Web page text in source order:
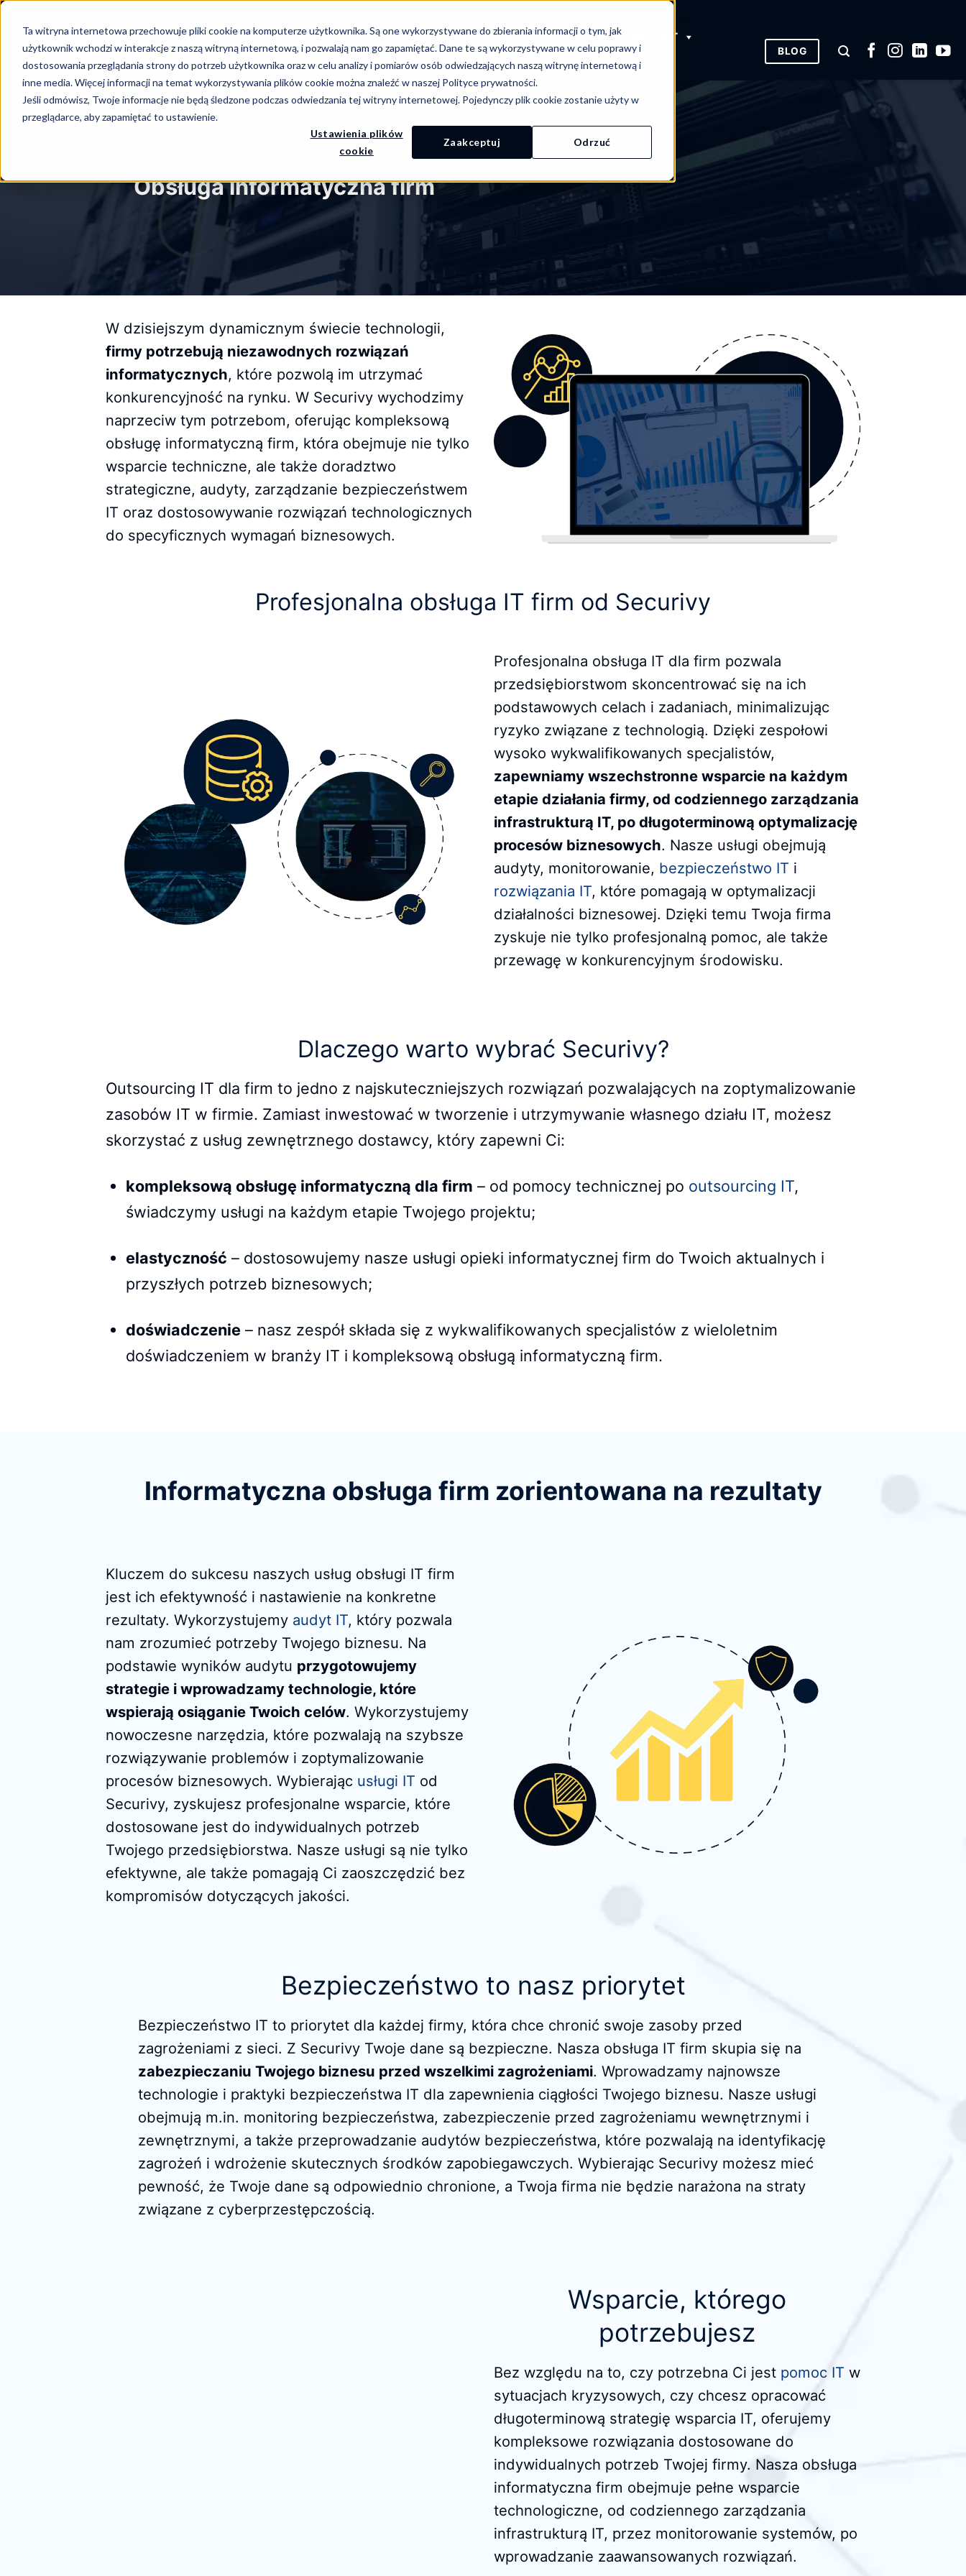
Ta witryna internetowa przechowuje pliki cookie na komputerze użytkownika. Są one wykorzystywane do zbierania informacji o tym, jak
użytkownik wchodzi w interakcje z naszą witryną internetową, i pozwalają nam go zapamiętać. Dane te są wykorzystywane w celu poprawy i
dostosowania przeglądania strony do potrzeb użytkownika oraz w celu analizy i pomiarów osób odwiedzających naszą witrynę internetową i
inne media. Więcej informacji na temat wykorzystywania plików cookie można znaleźć w naszej Polityce prywatności.
Jeśli odmówisz, Twoje informacje nie będą śledzone podczas odwiedzania tej witryny internetowej. Pojedynczy plik cookie zostanie użyty w
przeglądarce, aby zapamiętać to ustawienie.
Ustawienia plików
cookie
Zaakceptuj Odrzuć
-->
Skip
content
PRODUKTY ROZWIĄZANIA USŁUGI WEBINARY ZASOBY
KONTAKT
DLA PARTNERÓW
BLOG
Obsługa informatyczna firm
W dzisiejszym dynamicznym świecie technologii,
firmy potrzebują niezawodnych rozwiązań
informatycznych, które pozwolą im utrzymać
konkurencyjność na rynku. W Securivy wychodzimy
naprzeciw tym potrzebom, oferując kompleksową
obsługę informatyczną firm, która obejmuje nie tylko
wsparcie techniczne, ale także doradztwo
strategiczne, audyty, zarządzanie bezpieczeństwem
IT oraz dostosowywanie rozwiązań technologicznych
do specyficznych wymagań biznesowych.
Profesjonalna obsługa IT firm od Securivy
Profesjonalna obsługa IT dla firm pozwala
przedsiębiorstwom skoncentrować się na ich
podstawowych celach i zadaniach, minimalizując
ryzyko związane z technologią. Dzięki zespołowi
wysoko wykwalifikowanych specjalistów,
zapewniamy wszechstronne wsparcie na każdym
etapie działania firmy, od codziennego zarządzania
infrastrukturą IT, po długoterminową optymalizację
procesów biznesowych. Nasze usługi obejmują
audyty, monitorowanie, bezpieczeństwo IT i
rozwiązania IT, które pomagają w optymalizacji
działalności biznesowej. Dzięki temu Twoja firma
zyskuje nie tylko profesjonalną pomoc, ale także
przewagę w konkurencyjnym środowisku.
Dlaczego warto wybrać Securivy?
Outsourcing IT dla firm to jedno z najskuteczniejszych rozwiązań pozwalających na zoptymalizowanie
zasobów IT w firmie. Zamiast inwestować w tworzenie i utrzymywanie własnego działu IT, możesz
skorzystać z usług zewnętrznego dostawcy, który zapewni Ci:
kompleksową obsługę informatyczną dla firm – od pomocy technicznej po outsourcing IT,
świadczymy usługi na każdym etapie Twojego projektu;
elastyczność – dostosowujemy nasze usługi opieki informatycznej firm do Twoich aktualnych i
przyszłych potrzeb biznesowych;
doświadczenie – nasz zespół składa się z wykwalifikowanych specjalistów z wieloletnim
doświadczeniem w branży IT i kompleksową obsługą informatyczną firm.
Informatyczna obsługa firm zorientowana na rezultaty
Kluczem do sukcesu naszych usług obsługi IT firm
jest ich efektywność i nastawienie na konkretne
rezultaty. Wykorzystujemy audyt IT, który pozwala
nam zrozumieć potrzeby Twojego biznesu. Na
podstawie wyników audytu przygotowujemy
strategie i wprowadzamy technologie, które
wspierają osiąganie Twoich celów. Wykorzystujemy
nowoczesne narzędzia, które pozwalają na szybsze
rozwiązywanie problemów i zoptymalizowanie
procesów biznesowych. Wybierając usługi IT od
Securivy, zyskujesz profesjonalne wsparcie, które
dostosowane jest do indywidualnych potrzeb
Twojego przedsiębiorstwa. Nasze usługi są nie tylko
efektywne, ale także pomagają Ci zaoszczędzić bez
kompromisów dotyczących jakości.
Bezpieczeństwo to nasz priorytet
Bezpieczeństwo IT to priorytet dla każdej firmy, która chce chronić swoje zasoby przed
zagrożeniami z sieci. Z Securivy Twoje dane są bezpieczne. Nasza obsługa IT firm skupia się na
zabezpieczaniu Twojego biznesu przed wszelkimi zagrożeniami. Wprowadzamy najnowsze
technologie i praktyki bezpieczeństwa IT dla zapewnienia ciągłości Twojego biznesu. Nasze usługi
obejmują m.in. monitoring bezpieczeństwa, zabezpieczenie przed zagrożeniamu wewnętrznymi i
zewnętrznymi, a także przeprowadzanie audytów bezpieczeństwa, które pozwalają na identyfikację
zagrożeń i wdrożenie skutecznych środków zapobiegawczych. Wybierając Securivy możesz mieć
pewność, że Twoje dane są odpowiednio chronione, a Twoja firma nie będzie narażona na straty
związane z cyberprzestępczością.
Wsparcie, którego
potrzebujesz
Bez względu na to, czy potrzebna Ci jest pomoc IT w
sytuacjach kryzysowych, czy chcesz opracować
długoterminową strategię wsparcia IT, oferujemy
kompleksowe rozwiązania dostosowane do
indywidualnych potrzeb Twojej firmy. Nasza obsługa
informatyczna firm obejmuje pełne wsparcie
technologiczne, od codziennego zarządzania
infrastrukturą IT, przez monitorowanie systemów, po
wprowadzanie zaawansowanych rozwiązań.